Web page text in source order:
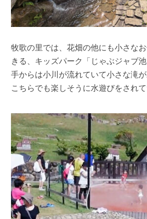
牧歌の里では、花畑の他にも小さな
きる、キッズパーク「じゃぶジャブ
手からは小川が流れていて小さな滝
こちらでも楽しそうに水遊びをされて